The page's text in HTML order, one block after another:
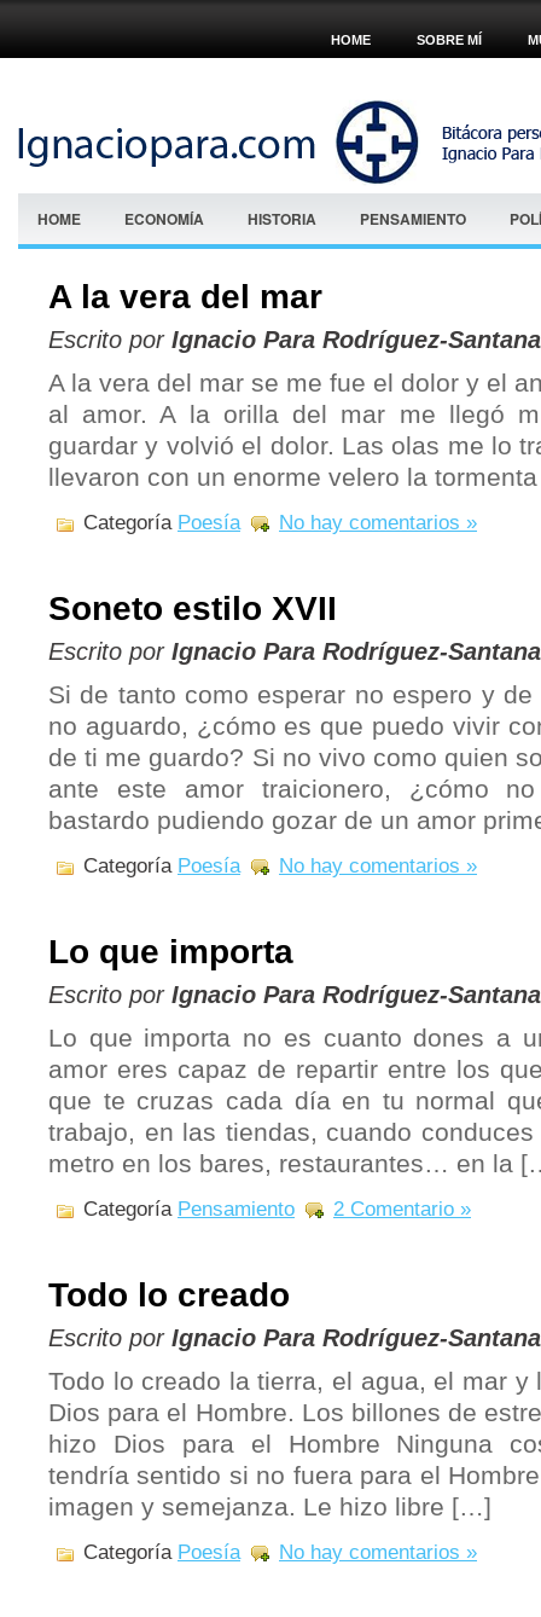
HOME SOBRE MÍ
HOME ECONOMÍA HISTORIA PENSAMIENTO
A la vera del mar
Escrito por Ignacio Para Rodríguez-Santana
A la vera del mar se me fue el dolor y el
al amor. A la orilla del mar me llegó
guardar y volvió el dolor. Las olas me lo
llevaron con un enorme velero la
Categoría Poesía No hay comentarios »
Soneto estilo XVII
Escrito por Ignacio Para Rodríguez-Santana
Si de tanto como esperar no espero y
no aguardo, ¿cómo es que puedo vivir
de ti me guardo? Si no vivo como quien
ante este amor traicionero, ¿cómo
bastardo pudiendo gozar de un amor
Categoría Poesía No hay comentarios »
Lo que importa
Escrito por Ignacio Para Rodríguez-Santana
Lo que importa no es cuanto dones a
amor eres capaz de repartir entre los
que te cruzas cada día en tu normal
trabajo, en las tiendas, cuando
metro en los bares, restaurantes… en la
Categoría Pensamiento 2 Comentario »
Todo lo creado
Escrito por Ignacio Para Rodríguez-Santana
Todo lo creado la tierra, el agua, el mar y
Dios para el Hombre. Los billones de
hizo Dios para el Hombre Ninguna
tendría sentido si no fuera para el
imagen y semejanza. Le hizo libre […]
Categoría Poesía No hay comentarios »